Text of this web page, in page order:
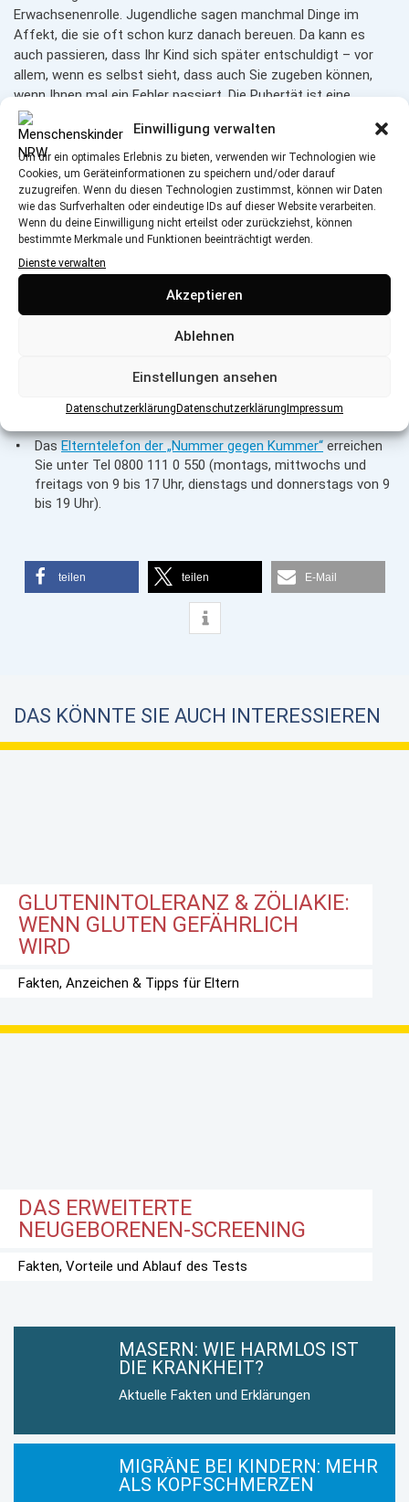
Einwilligung verwalten
Um dir ein optimales Erlebnis zu bieten, verwenden wir Technologien wie
Cookies, um Geräteinformationen zu speichern und/oder darauf
zuzugreifen. Wenn du diesen Technologien zustimmst, können wir Daten
wie das Surfverhalten oder eindeutige IDs auf dieser Website verarbeiten.
Wenn du deine Einwilligung nicht erteilst oder zurückziehst, können
bestimmte Merkmale und Funktionen beeinträchtigt werden.
Dienste verwalten
Akzeptieren
Ablehnen
Einstellungen ansehen
Datenschutzerklärung Datenschutzerklärung Impressum
Erwachsenenrolle. Jugendliche sagen manchmal Dinge im
Affekt, die sie oft schon kurz danach bereuen. Da kann es
auch passieren, dass Ihr Kind sich später entschuldigt – vor
allem, wenn es selbst sieht, dass auch Sie zugeben können,
wenn Ihnen mal ein Fehler passiert. Die Pubertät ist eine
ziemlich verletzliche Zeit für junge Menschen. Wenn Sie
merken, dass Sie alleine nicht mehr weiterkommen, scheuen
Sie sich nicht, professionelle Hilfe in Anspruch zu nehmen.
Zum Beispiel können der Kinderschutzbund oder das
Jugendamt in Ihrer Nähe gute Anlaufstellen sein, um sich
beraten zu lassen.
Zum Weiterlesen
Gemeinsam den Familienalltag meistern“
DasElterntelefon der „Nummer gegen Kummer“erreichen
Sie unter Tel 0800 111 0 550 (montags, mittwochs und
freitags von 9 bis 17 Uhr, dienstags und donnerstags von 9
bis 19 Uhr).
teilen teilen E-Mail
DAS KÖNNTE SIE AUCH INTERESSIEREN
GLUTENINTOLERANZ & ZÖLIAKIE:
WENN GLUTEN GEFÄHRLICH
WIRD
Fakten, Anzeichen & Tipps für Eltern
DAS ERWEITERTE
NEUGEBORENEN-SCREENING
Fakten, Vorteile und Ablauf des Tests
MASERN: WIE HARMLOS IST
DIE KRANKHEIT?
Aktuelle Fakten und Erklärungen
MIGRÄNE BEI KINDERN: MEHR
ALS KOPFSCHMERZEN